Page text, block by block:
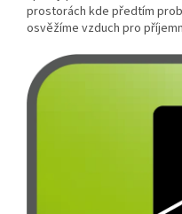
prostorách kde předtím
osvěžíme vzduch pro